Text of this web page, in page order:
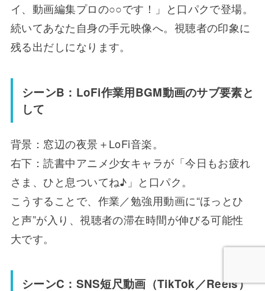
イ、動画編集プロの○○です！」と口パクで登場。
続いてあなた自身の手元映像へ。視聴者の印象に
残る出だしになります。
シーンB：LoFi作業用BGM動画のサブ要素と
して
背景：窓辺の夜景＋LoFi音楽。
右下：読書中アニメ少女キャラが「今日もお疲れ
さま、ひと息ついてね♪」と口パク。
こうすることで、作業／勉強用動画に“ほっとひ
と声”が入り、視聴者の滞在時間が伸びる可能性
大です。
シーンC：SNS短尺動画（TikTok／Reels）